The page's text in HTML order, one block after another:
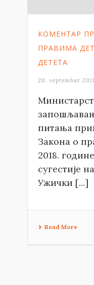
КОМЕНТАР
ПРАВИМА
ДЕТЕТА
20. septembar
питања
Закона о
2018.
сугестије
Ужички [...]
Read More